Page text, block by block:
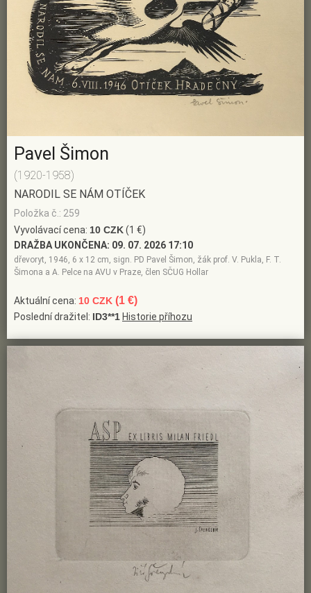
Pavel Šimon
(1920-1958)
NARODIL SE NÁM OTÍČEK
Položka č.: 259
Vyvolávací cena: 10 CZK(1 €)
DRAŽBA UKONČENA: 09. 07. 2026 17:10
dřevoryt, 1946, 6 x 12 cm, sign. PD Pavel Šimon, žák prof. V. Pukla, F. T.
Šimona a A. Pelce na AVU v Praze, člen SČUG Hollar
Aktuální cena: 10 CZK (1 €)
Poslední dražitel: ID3**1 Historie příhozu